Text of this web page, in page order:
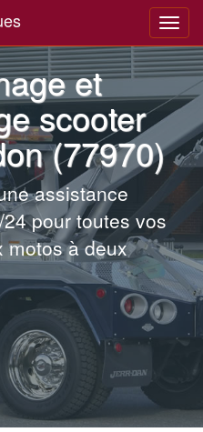
et
scooter
(77970)
assistance
pour toutes vos
motos à deux